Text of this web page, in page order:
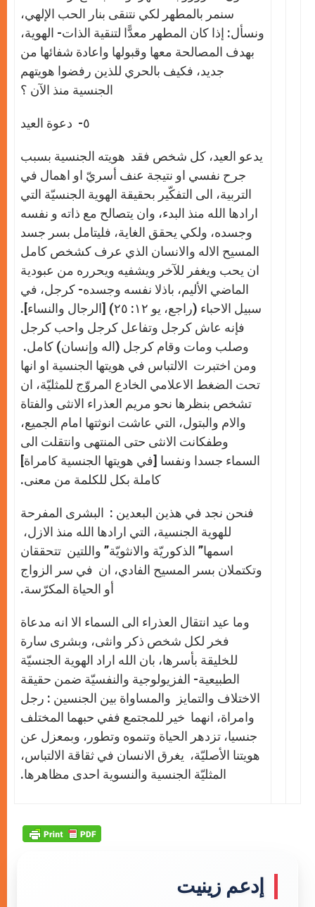
سنمر بالمطهر لكي نتنقى بنار الحب الإلهي،
ونسأل: إذا كان المطهر معدًّا لتنقية الذات- الهوية،
بهدف المصالحة معها وقبولها واعادة شفائها من
جديد، فكيف بالحري للذين رفضوا هويتهم
الجنسية منذ الآن ؟
٥- دعوة العيد
يدعو العيد، كل شخص فقد هويته الجنسية بسبب
جرح نفسي او نتيجة عنف أسريّ او اهمال في
التربية، الى التفكّير بحقيقة الهوية الجنسيّة التي
ارادها الله منذ البدء، وان يتصالح مع ذاته و نفسه
وجسده، ولكي يحقق الغاية، فليتامل بسر جسد
المسيح الاله والانسان الذي عرف كشخص كامل
ان يحب ويغفر للآخر ويشفيه ويحرره من عبودية
الماضي الأليم، باذلا نفسه وجسده- كرجل، في
سبيل الاحباء (راجع، يو ١٢: ٢٥) [الرجال والنساء].
فإنه عاش كرجل وتفاعل كرجل واحب كرجل
وصلب ومات وقام كرجل (اله وإنسان) كامل.
ومن اختبرت الالتباس في هويتها الجنسية او انها
تحت الضغط الاعلامي الخادع المروّج للمثليّة، ان
تشخص بنظرها نحو مريم العذراء الانثى والفتاة
والام والبتول، التي عاشت انوثتها امام الجميع،
وطفكانت الانثى حتى المنتهى وانتقلت الى
السماء جسدا ونفسا [في هويتها الجنسية كامراة]
كاملة بكل للكلمة من معنى.
فنحن نجد في هذين البعدين : البشرى المفرحة
للهوية الجنسية، التي ارادها الله منذ الازل،
اسمها” الذكوريّة والانثويّة” واللتين تتحققان
وتكتملان بسر المسيح الفادي، ان في سر الزواج
أو الحياة المكرّسة.
وما عيد انتقال العذراء الى السماء الا انه مدعاة
فخر لكل شخص ذكر وانثى، وبشرى سارة
للخليقة بأسرها، بان الله اراد الهوية الجنسيّة
الطبيعية- الفزيولوجية والنفسيّة ضمن حقيقة
الاختلاف والتمايز والمساواة بين الجنسين : رجل
وامراة، انهما خير للمجتمع ففي حبهما المختلف
جنسيا، تزدهر الحياة وتنموه وتطور، وبمعزل عن
هويتنا الأصليّة، يغرق الانسان في ثقاقة الالتباس،
المثليّة الجنسية والنسوية احدى مظاهرها.
إدعم زينيت